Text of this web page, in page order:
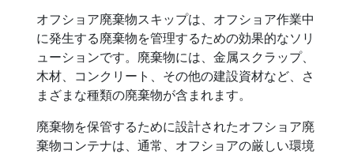
オフショア廃棄物スキップは、オフショア作業中
に発生する廃棄物を管理するための効果的なソリ
ューションです。廃棄物には、金属スクラップ、
木材、コンクリート、その他の建設資材など、さ
まざまな種類の廃棄物が含まれます。
廃棄物を保管するために設計されたオフショア廃
棄物コンテナは、通常、オフショアの厳しい環境